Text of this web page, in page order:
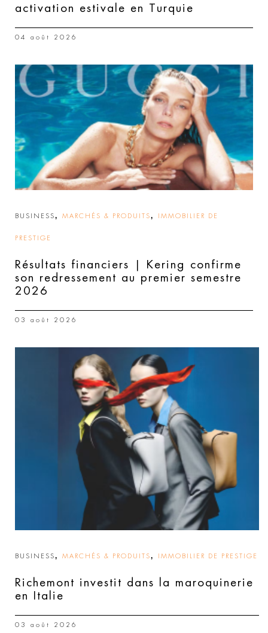
activation estivale en Turquie
04 août 2026
BUSINESS, MARCHÉS & PRODUITS, IMMOBILIER DE
PRESTIGE
Résultats financiers | Kering confirme
son redressement au premier semestre
2026
03 août 2026
BUSINESS, MARCHÉS & PRODUITS, IMMOBILIER DE PRESTIGE
Richemont investit dans la maroquinerie
en Italie
03 août 2026